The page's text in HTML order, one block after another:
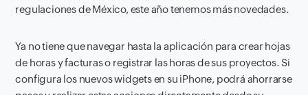
regulaciones de México, este año tenemos más novedades.
Ya no tiene que navegar hasta la aplicación para crear hojas
de horas y facturas o registrar las horas de sus proyectos. Si
configura los nuevos widgets en su iPhone, podrá ahorrarse